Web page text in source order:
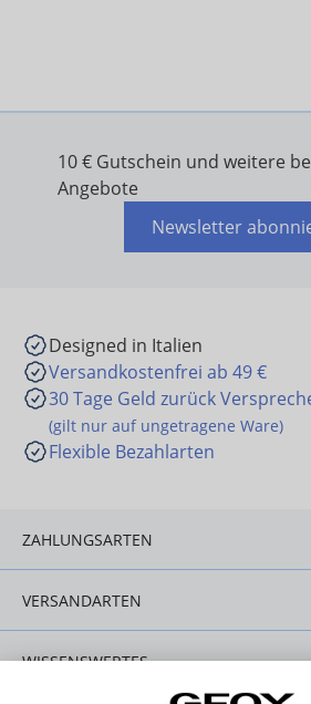
10 € Gutschein und weitere
Angebote
Newsletter
Designed in Italien
Versandkostenfrei ab 49 €
30 Tage Geld zurück
(gilt nur auf ungetragene Ware)
Flexible Bezahlarten
ZAHLUNGSARTEN
VERSANDARTEN
WISSENSWERTES